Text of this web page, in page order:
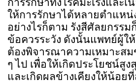
ให้การรักษาได้หลายตำแหน่
อย่างไรก็ตาม รังสีศัลยกรร
ข้อควรระวัง ดังนั้นแพทย์ผู้ใ
ต้องพิจารณาความเหมาะสม
ๆ ไป เพื่อให้เกิดประโยชน์สู
และเกิดผลข้างเคียงให้น้อย